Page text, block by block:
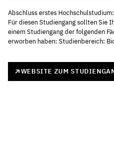
Abschluss erstes
Für diesen Studiengang sollten Sie
einem Studiengang der folgenden
erworben haben: Studienbereich:
WEBSITE ZUM